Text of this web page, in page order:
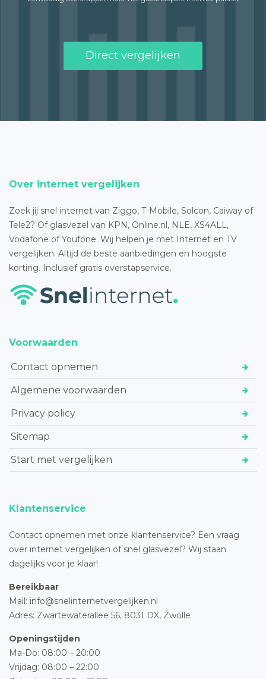
Direct vergelijken
Over internet vergelijken
Zoek jij snel internet van Ziggo, T-Mobile, Solcon, Caiway of
Tele2? Of glasvezel van KPN, Online.nl, NLE, XS4ALL,
Vodafone of Youfone. Wij helpen je met Internet en TV
vergelijken. Altijd de beste aanbiedingen en hoogste
korting. Inclusief gratis overstapservice.
Voorwaarden
Contact opnemen
Algemene voorwaarden
Privacy policy
Sitemap
Start met vergelijken
Klantenservice
Contact opnemen met onze klantenservice? Een vraag
over internet vergelijken of snel glasvezel? Wij staan
dagelijks voor je klaar!
Bereikbaar
Mail: info@snelinternetvergelijken.nl
Adres: Zwartewaterallee 56, 8031 DX, Zwolle
Openingstijden
Ma-Do: 08:00 – 20:00
Vrijdag: 08:00 – 22:00